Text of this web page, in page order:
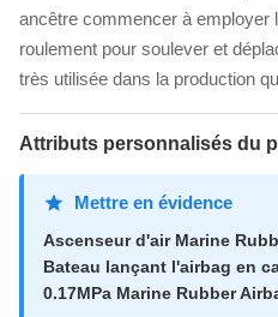
ancêtre commencer à employer
roulement pour soulever et
très utilisée dans la production
Attributs personnalisés du
Mettre en évidence
Ascenseur d'air Marine
Bateau lançant l'airbag en
0.17MPa Marine Rubber